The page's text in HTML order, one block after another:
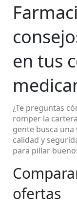
en tus
¿Te preguntas
romper la
gente busca una
calidad y
para pillar
ofertas